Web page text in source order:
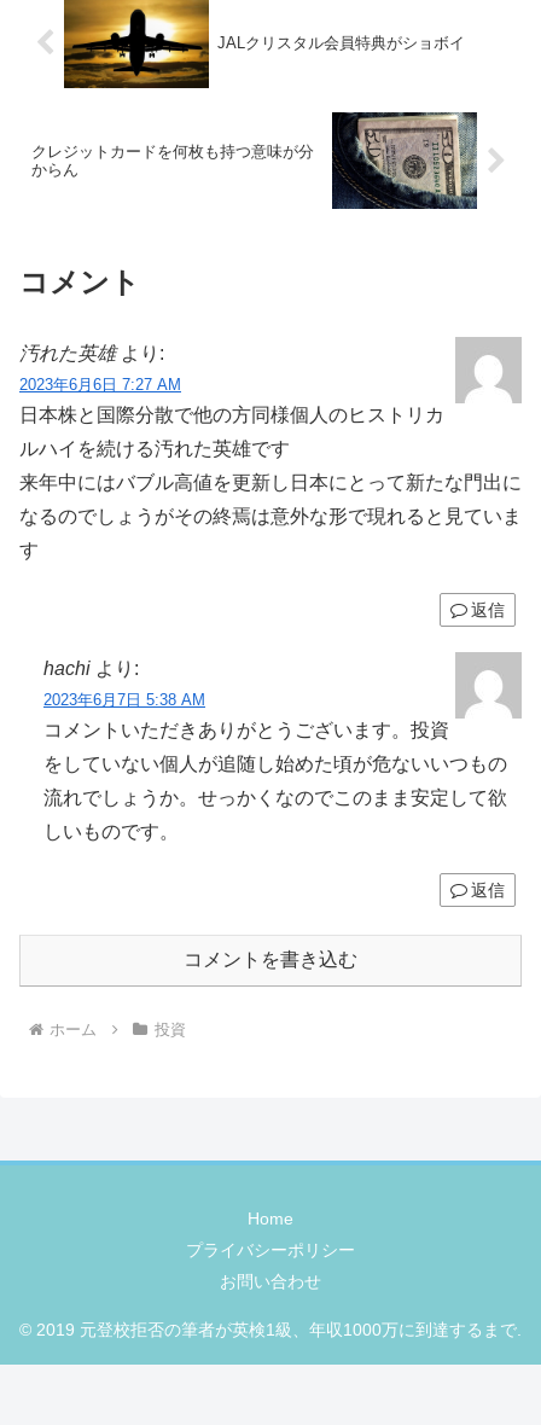
JALクリスタル会員特典がショボイ
クレジットカードを何枚も持つ意味が分
からん
コメント
汚れた英雄 より:
2023年6月6日 7:27 AM
日本株と国際分散で他の方同様個人のヒストリカ
ルハイを続ける汚れた英雄です
来年中にはバブル高値を更新し日本にとって新たな門出に
なるのでしょうがその終焉は意外な形で現れると見ていま
す
返信
hachi より:
2023年6月7日 5:38 AM
コメントいただきありがとうございます。投資
をしていない個人が追随し始めた頃が危ないいつもの
流れでしょうか。せっかくなのでこのまま安定して欲
しいものです。
返信
コメントを書き込む
ホーム 投資
Home
プライバシーポリシー
お問い合わせ
© 2019 元登校拒否の筆者が英検1級、年収1000万に到達するまで.